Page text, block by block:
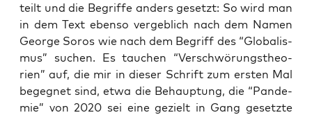
teilt und die Begrif­fe anders gesetzt: So wird man
in dem Text eben­so ver­geb­lich nach dem Namen
Geor­ge Sor­os wie nach dem Begriff des “Glo­ba­lis­
mus” suchen. Es tau­chen “Ver­schwö­rungs­theo­
rien” auf, die mir in die­ser Schrift zum ers­ten Mal
begeg­net sind, etwa die Behaup­tung, die “Pan­de­
mie” von 2020 sei eine gezielt in Gang gesetz­te